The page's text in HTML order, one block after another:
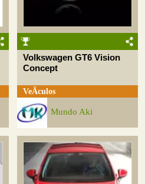
Volkswagen GT6 Vision
Concept
VeÃ­culos
Mundo Aki